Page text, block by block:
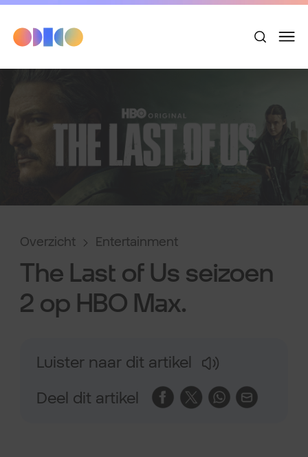
Overzicht Entertainment
The Last of Us seizoen
2 op HBO Max.
Luister naar dit artikel
Deel dit artikel